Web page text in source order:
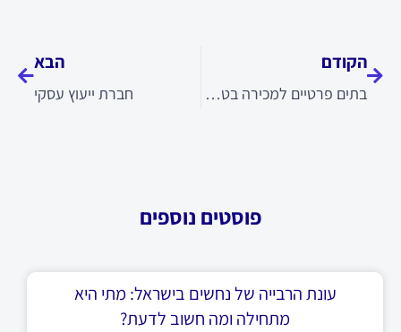
הקודם
בתים פרטיים למכירה בטבעון
הבא
חברת ייעוץ עסקי
פוסטים נוספים
עונת הרבייה של נחשים בישראל: מתי היא
מתחילה ומה חשוב לדעת?